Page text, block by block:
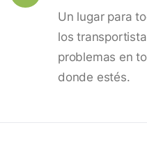
Un lugar para
los
problemas en
donde estés.